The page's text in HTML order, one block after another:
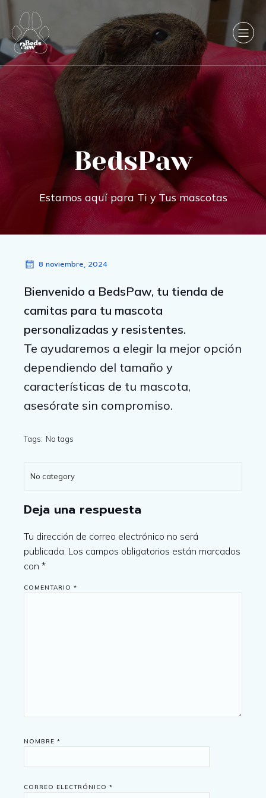
BedsPaw
Estamos aquí para Ti y Tus mascotas
8 noviembre, 2024
Bienvenido a BedsPaw, tu tienda de
camitas para tu mascota
personalizadas y resistentes.
Te ayudaremos a elegir la mejor opción
dependiendo del tamaño y
características de tu mascota,
asesórate sin compromiso.
Tags: No tags
No category
Deja una respuesta
Tu dirección de correo electrónico no será
publicada. Los campos obligatorios están marcados
con *
COMENTARIO *
NOMBRE *
CORREO ELECTRÓNICO *